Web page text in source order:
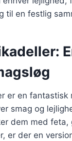
til en festlig
er en fantastisk
smag og
dem med feta,
er der en